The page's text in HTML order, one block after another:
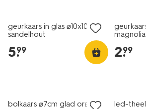
geurkaars in glas ⌀10x10cm
sandelhout
5.
99
magnolia
2.
99
bolkaars ⌀7cm glad oranje led-